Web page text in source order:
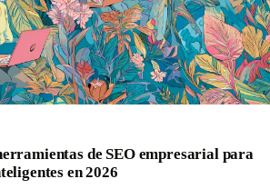
de SEO empresarial para
en 2026